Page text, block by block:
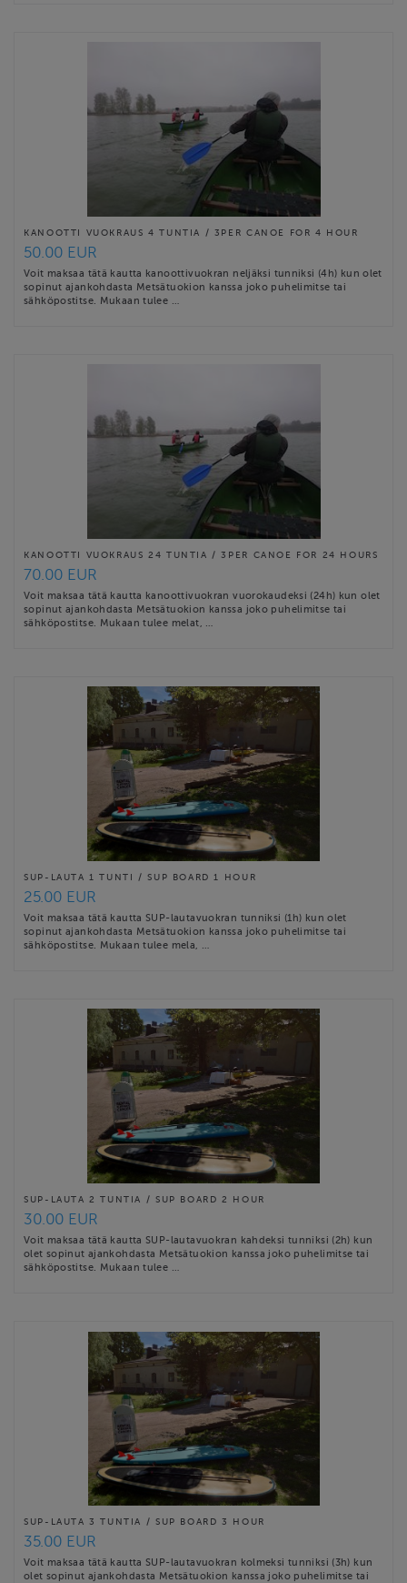
KANOOTTI VUOKRAUS 4 TUNTIA / 3PER CANOE FOR 4 HOUR
50.00 EUR
Voit maksaa tätä kautta kanoottivuokran neljäksi tunniksi (4h) kun olet
sopinut ajankohdasta Metsätuokion kanssa joko puhelimitse tai
sähköpostitse. Mukaan tulee …
KANOOTTI VUOKRAUS 24 TUNTIA / 3PER CANOE FOR 24 HOURS
70.00 EUR
Voit maksaa tätä kautta kanoottivuokran vuorokaudeksi (24h) kun olet
sopinut ajankohdasta Metsätuokion kanssa joko puhelimitse tai
sähköpostitse. Mukaan tulee melat, …
SUP-LAUTA 1 TUNTI / SUP BOARD 1 HOUR
25.00 EUR
Voit maksaa tätä kautta SUP-lautavuokran tunniksi (1h) kun olet
sopinut ajankohdasta Metsätuokion kanssa joko puhelimitse tai
sähköpostitse. Mukaan tulee mela, …
SUP-LAUTA 2 TUNTIA / SUP BOARD 2 HOUR
30.00 EUR
Voit maksaa tätä kautta SUP-lautavuokran kahdeksi tunniksi (2h) kun
olet sopinut ajankohdasta Metsätuokion kanssa joko puhelimitse tai
sähköpostitse. Mukaan tulee …
SUP-LAUTA 3 TUNTIA / SUP BOARD 3 HOUR
35.00 EUR
Voit maksaa tätä kautta SUP-lautavuokran kolmeksi tunniksi (3h) kun
olet sopinut ajankohdasta Metsätuokion kanssa joko puhelimitse tai